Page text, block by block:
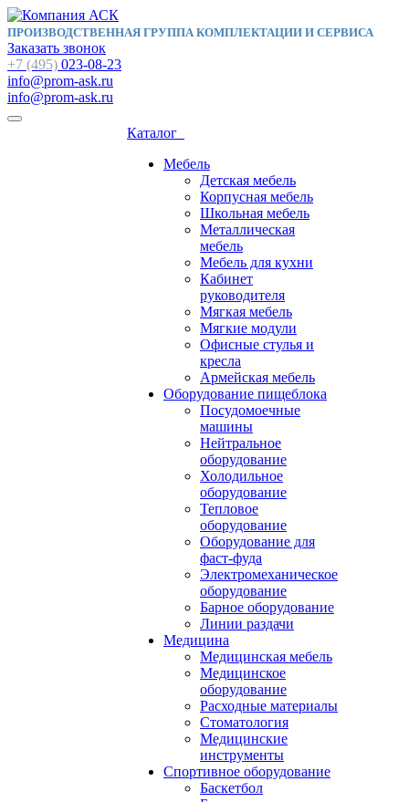
ПРОИЗВОДСТВЕННАЯ ГРУППА КОМПЛЕКТАЦИИ И СЕРВИСА
Заказать звонок
+7 (495) 023-08-23
info@prom-ask.ru
info@prom-ask.ru
Каталог
Мебель
Детская мебель
Корпусная мебель
Школьная мебель
Металлическая
мебель
Мебель для кухни
Кабинет
руководителя
Мягкая мебель
Мягкие модули
Офисные стулья и
кресла
Армейская мебель
Оборудование пищеблока
Посудомоечные
машины
Нейтральное
оборудование
Холодильное
оборудование
Тепловое
оборудование
Оборудование для
фаст-фуда
Электромеханическое
оборудование
Барное оборудование
Линии раздачи
Медицина
Медицинская мебель
Медицинское
оборудование
Расходные материалы
Стоматология
Медицинские
инструменты
Спортивное оборудование
Баскетбол